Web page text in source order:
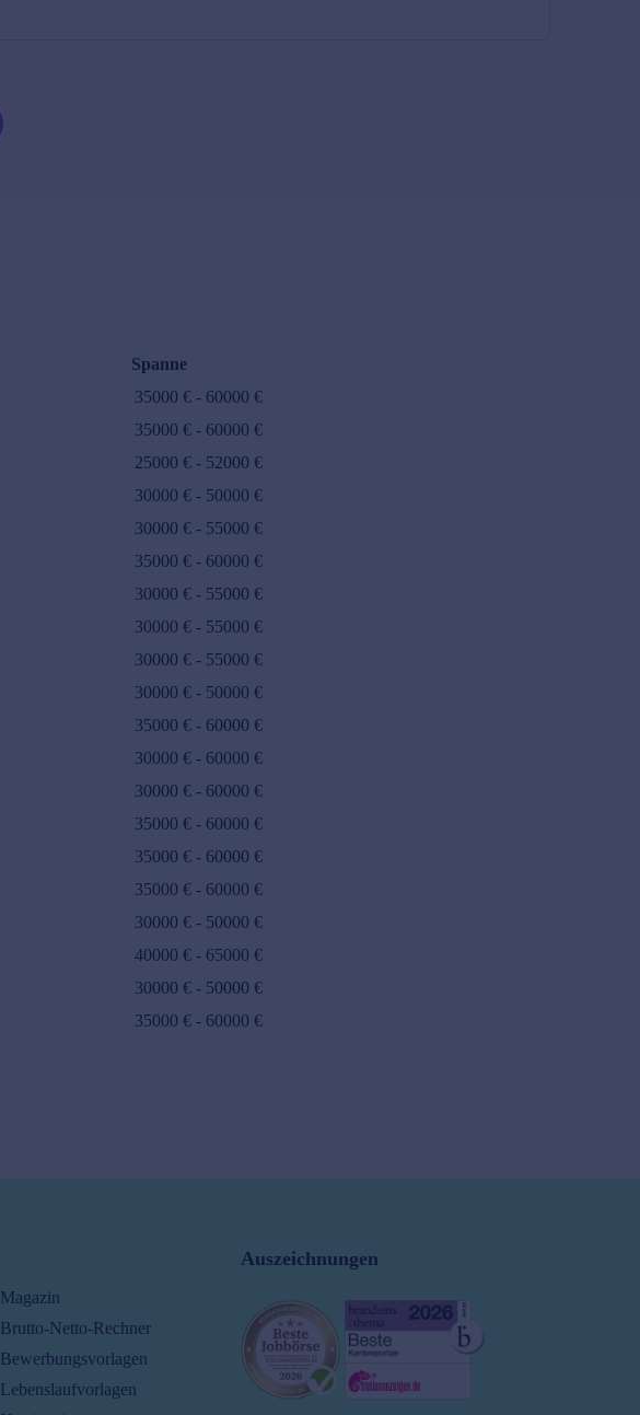
Spanne
35000 € - 60000 €
35000 € - 60000 €
25000 € - 52000 €
30000 € - 50000 €
30000 € - 55000 €
35000 € - 60000 €
30000 € - 55000 €
30000 € - 55000 €
30000 € - 55000 €
30000 € - 50000 €
35000 € - 60000 €
30000 € - 60000 €
30000 € - 60000 €
35000 € - 60000 €
35000 € - 60000 €
35000 € - 60000 €
30000 € - 50000 €
40000 € - 65000 €
30000 € - 50000 €
35000 € - 60000 €
Magazin
Brutto-Netto-Rechner
Bewerbungsvorlagen
Lebenslaufvorlagen
Auszeichnungen